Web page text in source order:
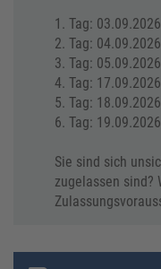
1. Tag:
2. Tag:
3. Tag:
4. Tag:
5. Tag:
6. Tag:
Sie sind sich
zugelassen sind?